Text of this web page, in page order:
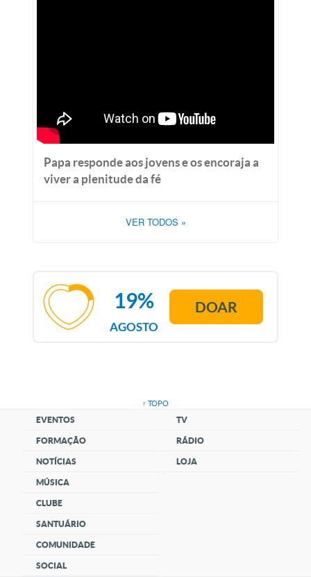
Papa responde aos jovens e os encoraja a
viver a plenitude da fé
VER TODOS »
AGOSTO
19% DOAR
↑ TOPO
EVENTOS
FORMAÇÃO
NOTÍCIAS
MÚSICA
CLUBE
SANTUÁRIO
COMUNIDADE
SOCIAL
TV
RÁDIO
LOJA